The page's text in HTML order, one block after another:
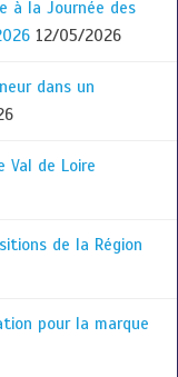
à la Journée des
12/05/2026
dans un
Val de Loire
de la Région
pour la marque